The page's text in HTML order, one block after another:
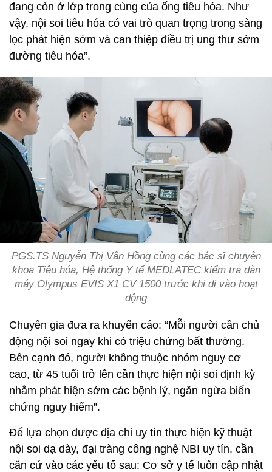
đang còn ở lớp trong cùng của ống tiêu hóa. Như
vậy, nội soi tiêu hóa có vai trò quan trọng trong sàng
lọc phát hiện sớm và can thiệp điều trị ung thư sớm
đường tiêu hóa”.
PGS.TS Nguyễn Thị Vân Hồng cùng các bác sĩ chuyên
khoa Tiêu hóa, Hệ thống Y tế MEDLATEC kiểm tra dàn
máy Olympus EVIS X1 CV 1500 trước khi đi vào hoạt
động
Chuyên gia đưa ra khuyến cáo: “Mỗi người cần chủ
động nội soi ngay khi có triệu chứng bất thường.
Bên cạnh đó, người không thuộc nhóm nguy cơ
cao, từ 45 tuổi trở lên cần thực hiện nội soi định kỳ
nhằm phát hiện sớm các bệnh lý, ngăn ngừa biến
chứng nguy hiểm”.
Để lựa chọn được địa chỉ uy tín thực hiện kỹ thuật
nội soi dạ dày, đại tràng công nghệ NBI uy tín, cần
căn cứ vào các yếu tố sau: Cơ sở y tế luôn cập nhật